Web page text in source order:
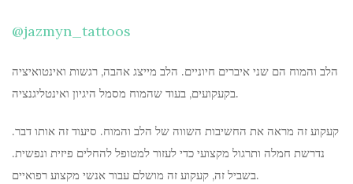
@jazmyn_tattoos
הלב והמוח הם שני איברים חיוניים. הלב מייצג אהבה, רגשות ואינטואיציה
בקעקועים, בעוד שהמוח מסמל היגיון ואינטליגנציה.
קעקוע זה מראה את החשיבות השווה של הלב והמוח. סיעוד זה אותו דבר.
נדרשת חמלה ותרגול מקצועי כדי לעזור למטופל להחלים פיזית ונפשית.
בשביל זה, קעקוע זה מושלם עבור אנשי מקצוע רפואיים.